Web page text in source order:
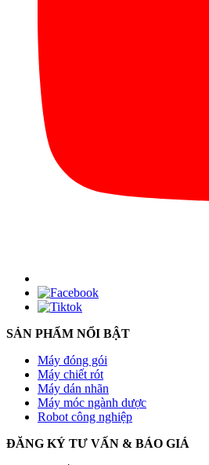
SẢN PHẨM NỔI BẬT
Máy đóng gói
Máy chiết rót
Máy dán nhãn
Máy móc ngành dược
Robot công nghiệp
ĐĂNG KÝ TƯ VẤN & BÁO GIÁ